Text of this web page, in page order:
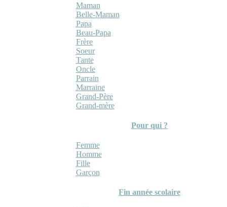
Maman
Belle-Maman
Papa
Beau-Papa
Frère
Soeur
Tante
Oncle
Parrain
Marraine
Grand-Père
Grand-mère
Pour qui ?
Femme
Homme
Fille
Garçon
Fin année scolaire